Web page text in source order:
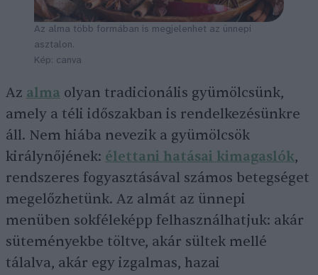
Az alma több formában is megjelenhet az ünnepi
asztalon.
Kép: canva
Az alma olyan tradicionális gyümölcsünk,
amely a téli időszakban is rendelkezésünkre
áll. Nem hiába nevezik a gyümölcsök
királynőjének: élettani hatásai kimagaslók,
rendszeres fogyasztásával számos betegséget
megelőzhetünk. Az almát az ünnepi
menüben sokféleképp felhasználhatjuk: akár
süteményekbe töltve, akár sültek mellé
tálalva, akár egy izgalmas, hazai